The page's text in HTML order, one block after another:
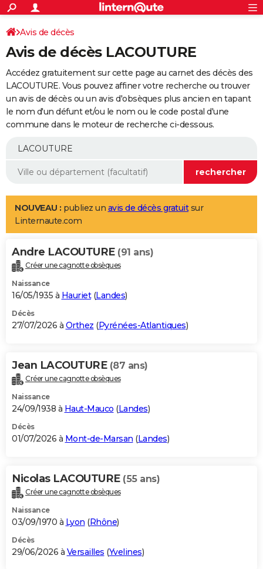
ACTUALITÉS
Politique
Société
Faits Divers
Education
Monde
Villes
+
SPORT
Coupe du monde 2026
Football
Tennis
Cyclisme
Rugby
Forum
Programme TV
TNTStreaming
Cinéma
Sorties cinéma
Musique
+
FINANCE
Impôts
Immobilier
Risques naturels par ville
Banque
Assurance
Crédit
AUTO
Essais
Réserver un essai
Citadines
Berlines
SUV
Forum auto
+
Mobiles
Meilleur smartphone
Internet
Ordinateurs
Jeux vidéo
Guide high-tech
Aménagement intérieur
LIFESTYLE
Art de vivre
Bien-être
Loisirs
Mode
Modes de vie
Alimentation
Guide de la santé
Maladies
Médicaments
Sommeil
VOYAGE
Destinations
City break
Voyage nature
Voyage de noces
Forum
Climat
+PHOTO
GUIDES D'ACHAT
BONS PLANS
Carte de Noël
Carte Bonne année
Carte Saint-Valentin
Carte Pâques
Carte d'anniversaire
DICTIONNAIRE
Dictionnaire
Biographies
Citations
Expressions
Proverbes
PROGRAMME TV
S'inscrire
Se connecter
Lycées
Collèges
Primaires
Universités
Entreprises
Service militaire
Avis de recherche
AVIS DE DÉCÈS
Bricolage
Lifestyle
Culture
Sport
Auto
Television
Voyage
Cinema
Avis de décès
Avis de décès LACOUTURE
Accédez gratuitement sur cette page au carnet des décès des
LACOUTURE. Vous pouvez affiner votre recherche ou trouver
un avis de décès ou un avis d'obsèques plus ancien en tapant
le nom d'un défunt et/ou le nom ou le code postal d'une
commune dans le moteur de recherche ci-dessous.
NOUVEAU : publiez un avis de décès gratuitsur
Linternaute.com
Andre LACOUTURE (91 ans)
Créer une cagnotte obsèques
Naissance
16/05/1935 à Hauriet(Landes)
Décès
27/07/2026 à Orthez (Pyrénées-Atlantiques)
Jean LACOUTURE (87 ans)
Créer une cagnotte obsèques
Naissance
24/09/1938 à Haut-Mauco (Landes)
Décès
01/07/2026 à Mont-de-Marsan (Landes)
Nicolas LACOUTURE (55 ans)
Créer une cagnotte obsèques
Naissance
03/09/1970 à Lyon (Rhône)
Décès
29/06/2026 à Versailles (Yvelines)